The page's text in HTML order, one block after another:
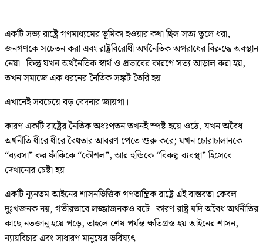
একটি সভ্য রাষ্ট্রে গণমাধ্যমের ভূমিকা হওয়ার কথা ছিল সত্য তুলে ধরা,
জনগণকে সচেতন করা এবং রাষ্ট্রবিরোধী অর্থনৈতিক অপরাধের বিরুদ্ধে অবস্থান
নেয়া। কিন্তু যখন অর্থনৈতিক স্বার্থ ও প্রভাবের কারণে সত্য আড়াল করা হয়,
তখন সমাজে এক ধরনের নৈতিক সঙ্কট তৈরি হয়।
এখানেই সবচেয়ে বড় বেদনার জায়গা।
কারণ একটি রাষ্ট্রের নৈতিক অধঃপতন তখনই স্পষ্ট হয়ে ওঠে, যখন অবৈধ
অর্থনীতি ধীরে ধীরে বৈধতার আবরণ পেতে শুরু করে; যখন চোরাচালানকে
“ব্যবসা” কর ফাঁকিকে “কৌশল”, আর হুন্ডিকে “বিকল্প ব্যবস্থা” হিসেবে
দেখানোর চেষ্টা হয়।
একটি ন্যূনতম আইনের শাসনভিত্তিক গণতান্ত্রিক রাষ্ট্রে এই বাস্তবতা কেবল
দুঃখজনক নয়, গভীরভাবে লজ্জাজনকও বটে। কারণ রাষ্ট্র যদি অবৈধ অর্থনীতির
কাছে নতজানু হয়ে পড়ে, তাহলে শেষ পর্যন্ত ক্ষতিগ্রস্ত হয় আইনের শাসন,
ন্যায়বিচার এবং সাধারণ মানুষের ভবিষ্যৎ।